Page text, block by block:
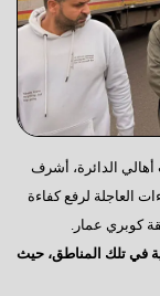
أهالي الدائرة، أشرف
العاجلة لرفع كفاءة
كوبري عمار.
في تلك المناطق، حيث